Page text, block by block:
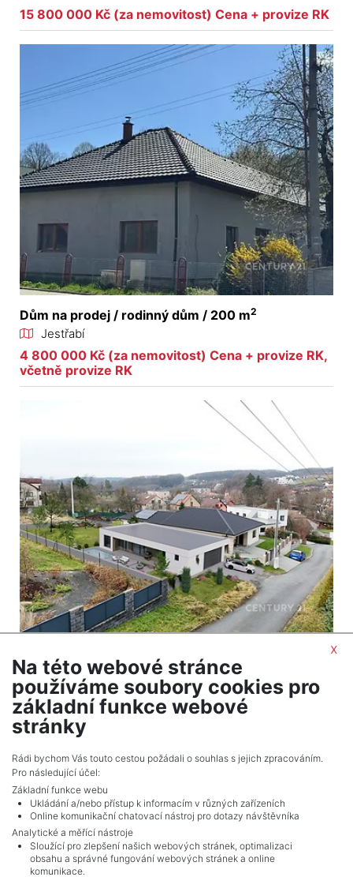
15 800 000 Kč (za nemovitost) Cena + provize RK
Dům na prodej / rodinný dům / 200 m2
Jestřabí
4 800 000 Kč (za nemovitost) Cena + provize RK,
včetně provize RK
Dům na prodej / rodinný dům / 143 m
Březnice
11 912 500 Kč (za nemovitost) Cena včetně
provize
Celkem6inzerátů.
x
Na této webové stránce
používáme soubory cookies pro
základní funkce webové
stránky
Rádi bychom Vás touto cestou požádali o souhlas s jejich zpracováním.
Pro následující účel:
Základní funkce webu
Ukládání a/nebo přístup k informacím v různých zařízeních
Online komunikační chatovací nástroj pro dotazy návštěvníka
Analytické a měřící nástroje
Sloužící pro zlepšení našich webových stránek, optimalizaci
obsahu a správné fungování webových stránek a online
komunikace.